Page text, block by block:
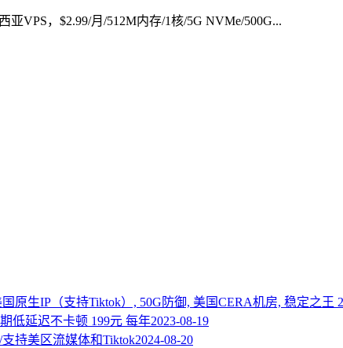
VPS，$2.99/月/512M内存/1核/5G NVMe/500G...
原生IP（支持Tiktok）, 50G防御, 美国CERA机房, 稳定之王
低延迟不卡顿 199元 每年2023-08-19
支持美区流媒体和Tiktok2024-08-20